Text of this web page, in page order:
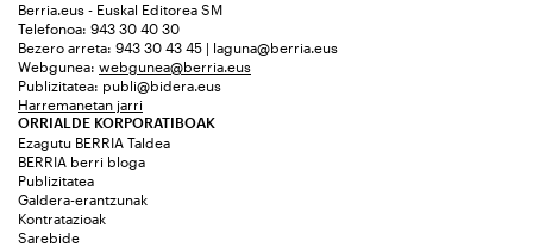
Berria.eus - Euskal Editorea SM
Telefonoa: 943 30 40 30
Bezero arreta: 943 30 43 45 | laguna@berria.eus
Webgunea: webgunea@berria.eus
Publizitatea: publi@bidera.eus
Harremanetan jarri
ORRIALDE KORPORATIBOAK
Ezagutu BERRIA Taldea
BERRIA berri bloga
Publizitatea
Galdera-erantzunak
Kontratazioak
Sarebide